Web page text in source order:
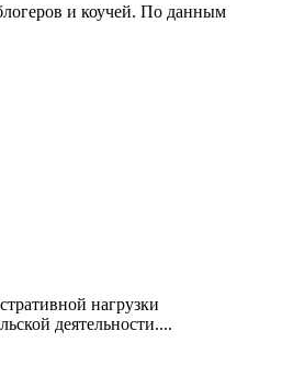
и коучей. По данным
нагрузки
деятельности....